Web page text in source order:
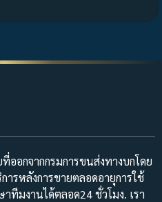
อกจากกรมการขนส่งทางบกโดย
รหลังการขายตลอดอายุการใช้
ทีมงานได้ตลอด24 ชั่วโมง. เรา